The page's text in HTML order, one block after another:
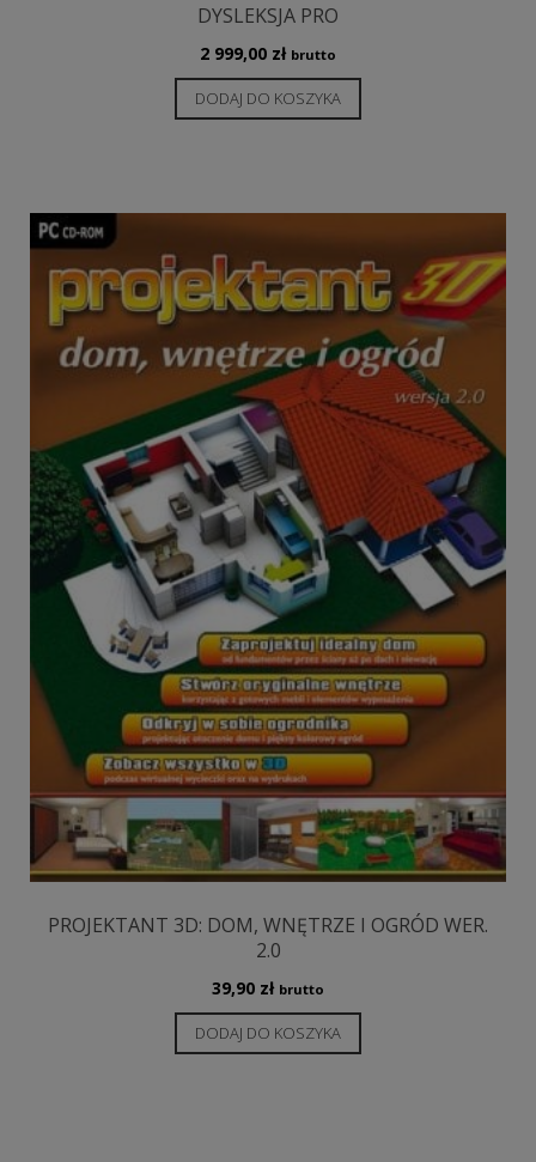
DYSLEKSJA PRO
2 999,00 zł brutto
DODAJ DO KOSZYKA
PROJEKTANT 3D: DOM, WNĘTRZE I OGRÓD WER.
2.0
39,90 zł brutto
DODAJ DO KOSZYKA